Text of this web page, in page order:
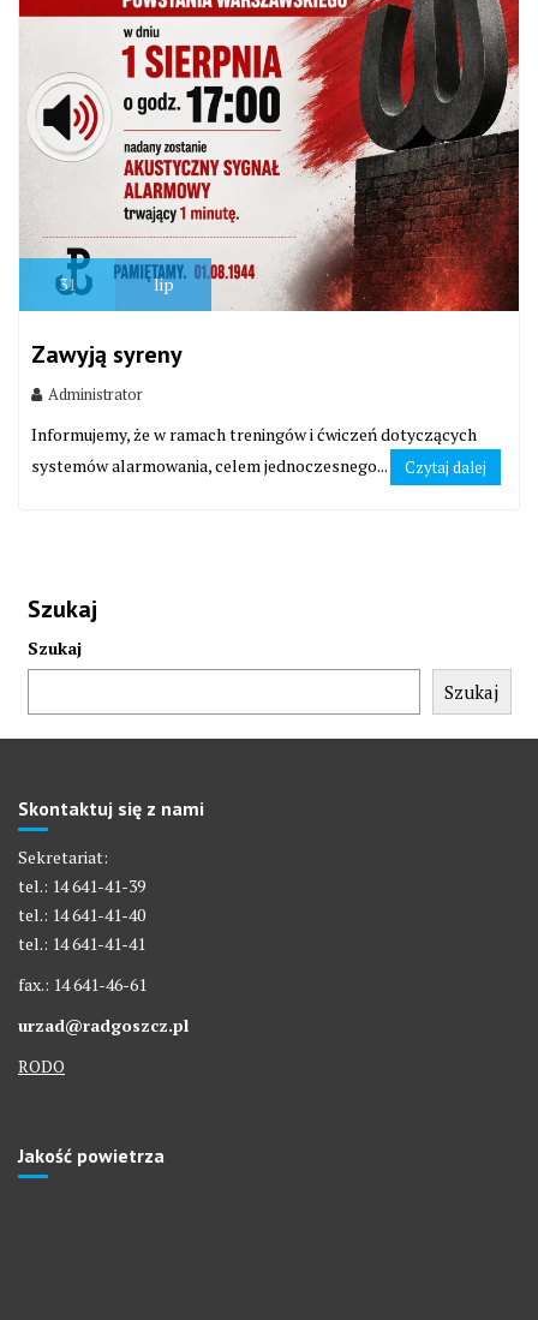
31 lip
Zawyją syreny
Administrator
Informujemy, że w ramach treningów i ćwiczeń dotyczących
systemów alarmowania, celem jednoczesnego...
Czytaj dalej
Szukaj
Szukaj
Szukaj
Skontaktuj się z nami
Sekretariat:
tel.: 14 641-41-39
tel.: 14 641-41-40
tel.: 14 641-41-41
fax.: 14 641-46-61
urzad@radgoszcz.pl
RODO
Jakość powietrza